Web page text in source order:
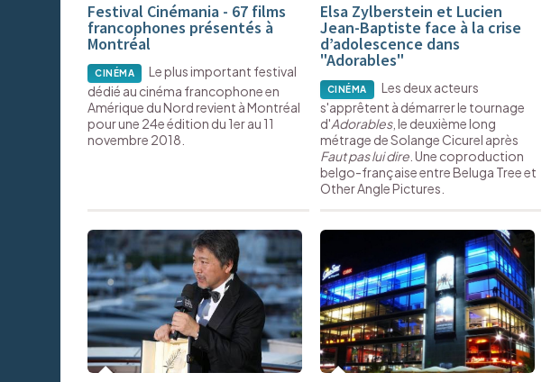
Festival Cinémania - 67 films
francophones présentés à
Montréal
CINÉMA
Le plus important festival
dédié au cinéma francophone en
Amérique du Nord revient à Montréal
pour une 24e édition du 1er au 11
novembre 2018.
Elsa Zylberstein et Lucien
Jean-Baptiste face à la crise
d’adolescence dans
"Adorables"
CINÉMA
Les deux acteurs
s'apprêtent à démarrer le tournage
d'Adorables, le deuxième long
métrage de Solange Cicurel après
Faut pas lui dire. Une coproduction
belgo-française entre Beluga Tree et
Other Angle Pictures.